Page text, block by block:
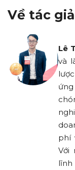
Về tác giả
Lê
và
ứng
phí
Với
lĩnh